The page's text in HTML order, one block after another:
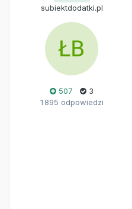
subiektdodatki.pl
507
3
1 895 odpowiedzi